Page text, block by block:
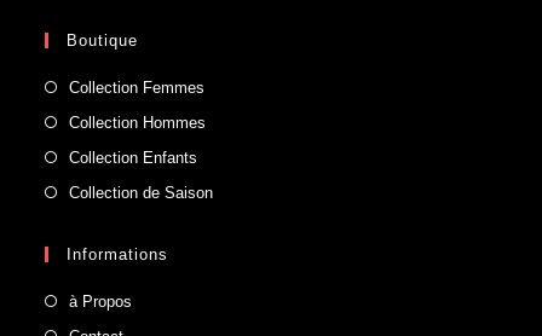
Boutique
Collection Femmes
Collection Hommes
Collection Enfants
Collection de Saison
Informations
à Propos